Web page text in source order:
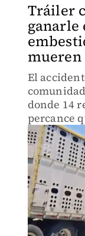
Tráiler
ganarle
mueren
El
donde 14
percance